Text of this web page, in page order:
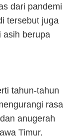
dari pandemi
tersebut juga
asih berupa
tahun-tahun
rasa
anugerah
Timur.